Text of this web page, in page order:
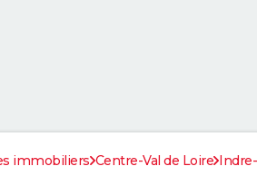
immobiliers Centre-Val de Loire